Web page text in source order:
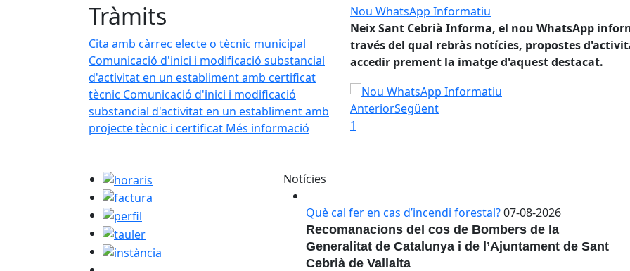
Tràmits
Cita amb càrrec electe o tècnic municipal
Comunicació d'inici i modificació substancial
d'activitat en un establiment amb certificat
tècnic Comunicació d'inici i modificació
substancial d'activitat en un establiment amb
projecte tècnic i certificat Més informació
WhatsApp informatiu de l'Ajuntament de Sant Cebrià, a
propostes d'activitats, avisos i alertes d'interès. Hi pots
destacat.
Nou WhatsApp Informatiu
Neix Sant Cebrià Informa, el nou WhatsApp
través del qual rebràs notícies, propostes
accedir prement la imatge d'aquest destacat.
Nou WhatsApp Informatiu
AnteriorSegüent
1
horaris
factura
perfil
tauler
instància
Notícies
Què cal fer en cas d’incendi forestal?07-08-2026
Recomanacions del cos de Bombers de la
Generalitat de Catalunya i de l’Ajuntament de Sant
Cebrià de Vallalta